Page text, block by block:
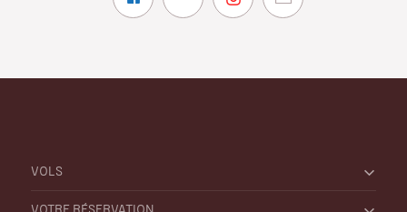
VOLS